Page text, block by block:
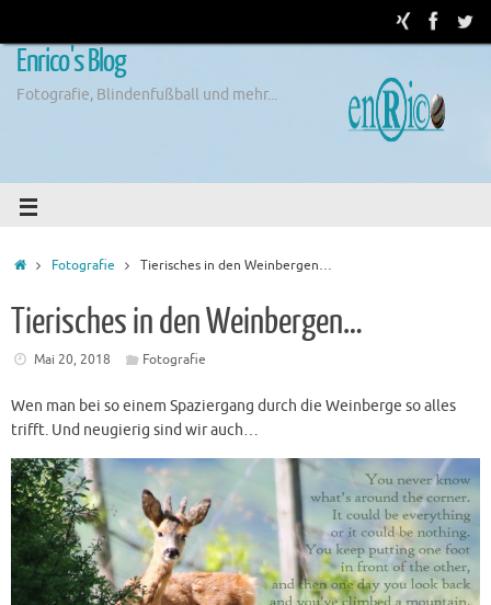
Enrico's Blog
Fotografie, Blindenfußball und mehr...
Fotografie Tierisches in den Weinbergen…
Tierisches in den Weinbergen…
Mai 20, 2018 Fotografie
Wen man bei so einem Spaziergang durch die Weinberge so alles
trifft. Und neugierig sind wir auch…